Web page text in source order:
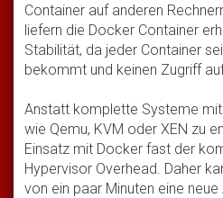
Container auf anderen
liefern die Docker Container
Stabilität, da jeder Container
bekommt und keinen Zugriff
Anstatt komplette Systeme
wie Qemu, KVM oder XEN zu
Einsatz mit Docker fast der
Hypervisor Overhead. Daher
von ein paar Minuten eine